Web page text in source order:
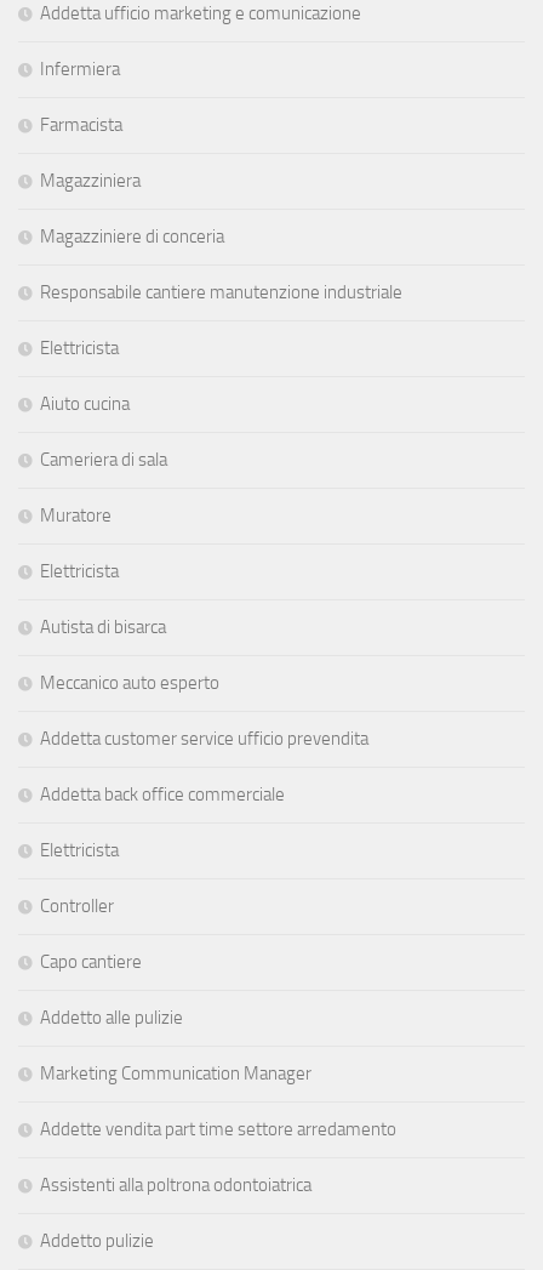
Addetta ufficio marketing e comunicazione
Infermiera
Farmacista
Magazziniera
Magazziniere di conceria
Responsabile cantiere manutenzione industriale
Elettricista
Aiuto cucina
Cameriera di sala
Muratore
Elettricista
Autista di bisarca
Meccanico auto esperto
Addetta customer service ufficio prevendita
Addetta back office commerciale
Elettricista
Controller
Capo cantiere
Addetto alle pulizie
Marketing Communication Manager
Addette vendita part time settore arredamento
Assistenti alla poltrona odontoiatrica
Addetto pulizie